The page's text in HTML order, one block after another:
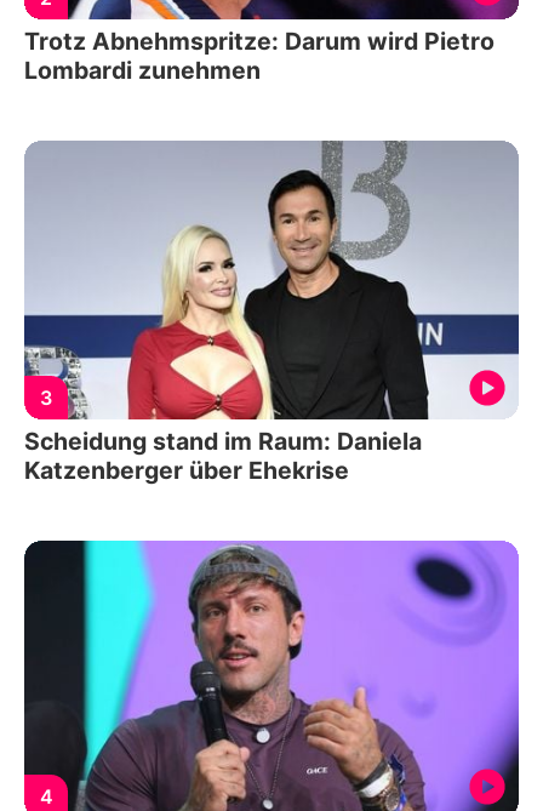
Trotz Abnehmspritze: Darum wird Pietro
Lombardi zunehmen
3
Scheidung stand im Raum: Daniela
Katzenberger über Ehekrise
4